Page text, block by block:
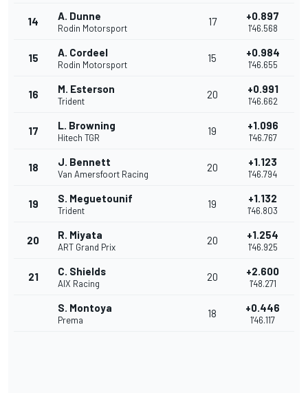
14 A. Dunne
Rodin Motorsport
17 +0.897
1'46.568
15 A. Cordeel
Rodin Motorsport
15 +0.984
1'46.655
16 M. Esterson
Trident
20 +0.991
1'46.662
17 L. Browning
Hitech TGR
19 +1.096
1'46.767
18 J. Bennett
Van Amersfoort Racing
20 +1.123
1'46.794
19 S. Meguetounif
Trident
19 +1.132
1'46.803
20 R. Miyata
ART Grand Prix
20 +1.254
1'46.925
21 C. Shields
AIX Racing
20 +2.600
1'48.271
S. Montoya
Prema
18 +0.446
1'46.117